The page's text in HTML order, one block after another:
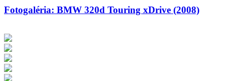
Fotogaléria: BMW 320d Touring xDrive (2008)